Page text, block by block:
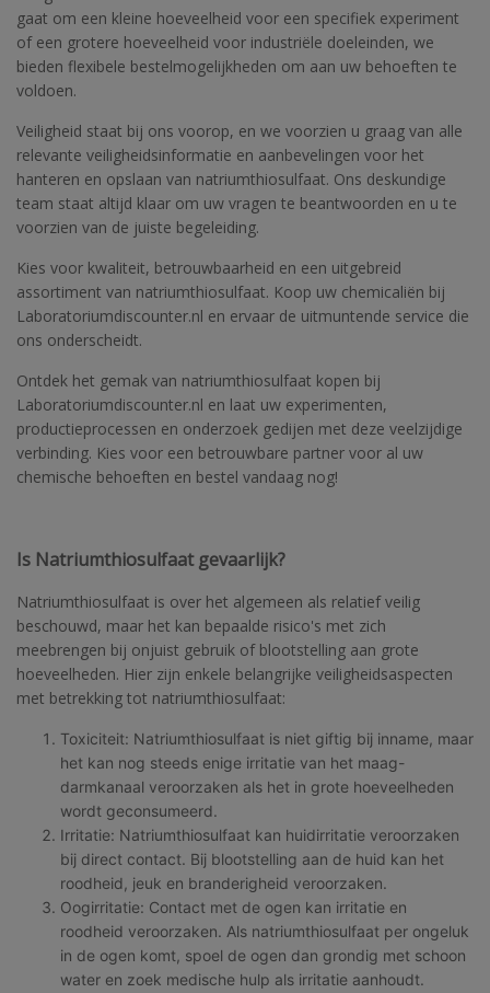
gaat om een kleine hoeveelheid voor een specifiek experiment
of een grotere hoeveelheid voor industriële doeleinden, we
bieden flexibele bestelmogelijkheden om aan uw behoeften te
voldoen.
Veiligheid staat bij ons voorop, en we voorzien u graag van alle
relevante veiligheidsinformatie en aanbevelingen voor het
hanteren en opslaan van natriumthiosulfaat. Ons deskundige
team staat altijd klaar om uw vragen te beantwoorden en u te
voorzien van de juiste begeleiding.
Kies voor kwaliteit, betrouwbaarheid en een uitgebreid
assortiment van natriumthiosulfaat. Koop uw chemicaliën bij
Laboratoriumdiscounter.nl en ervaar de uitmuntende service die
ons onderscheidt.
Ontdek het gemak van natriumthiosulfaat kopen bij
Laboratoriumdiscounter.nl en laat uw experimenten,
productieprocessen en onderzoek gedijen met deze veelzijdige
verbinding. Kies voor een betrouwbare partner voor al uw
chemische behoeften en bestel vandaag nog!
Is Natriumthiosulfaat gevaarlijk?
Natriumthiosulfaat is over het algemeen als relatief veilig
beschouwd, maar het kan bepaalde risico's met zich
meebrengen bij onjuist gebruik of blootstelling aan grote
hoeveelheden. Hier zijn enkele belangrijke veiligheidsaspecten
met betrekking tot natriumthiosulfaat:
Toxiciteit: Natriumthiosulfaat is niet giftig bij inname, maar
het kan nog steeds enige irritatie van het maag-
darmkanaal veroorzaken als het in grote hoeveelheden
wordt geconsumeerd.
Irritatie: Natriumthiosulfaat kan huidirritatie veroorzaken
bij direct contact. Bij blootstelling aan de huid kan het
roodheid, jeuk en branderigheid veroorzaken.
Oogirritatie: Contact met de ogen kan irritatie en
roodheid veroorzaken. Als natriumthiosulfaat per ongeluk
in de ogen komt, spoel de ogen dan grondig met schoon
water en zoek medische hulp als irritatie aanhoudt.